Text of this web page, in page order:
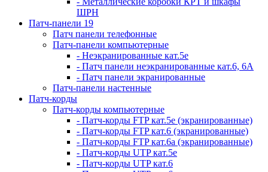
ШРН
Патч-панели 19
Патч панели телефонные
Патч-панели компьютерные
- Неэкранированные кат.5е
- Патч панели неэкранированные кат.6, 6А
- Патч панели экранированные
Патч-панели настенные
Патч-корды
Патч-корды компьютерные
- Патч-корды FTP кат.5е (экранированные)
- Патч-корды FTP кат.6 (экранированные)
- Патч-корды FTP кат.6а (экранированные)
- Патч-корды UTP кат.5е
- Патч-корды UTP кат.6